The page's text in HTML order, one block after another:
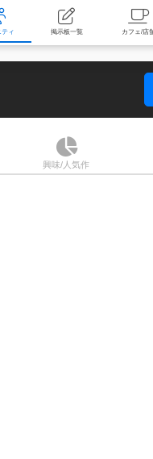
コミュニティ 掲示板一覧
興味/人気作